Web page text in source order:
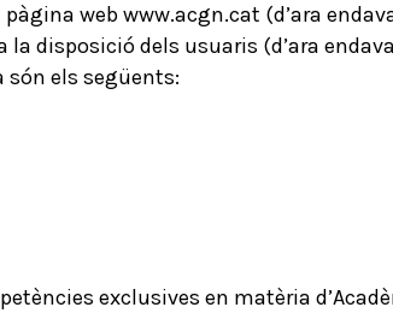
web www.acgn.cat (d’ara
la disposició dels usuaris (d’ara
són els següents:
exclusives en matèria